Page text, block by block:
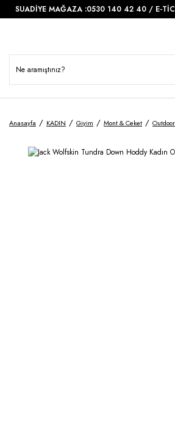
SUADİYE MAĞAZA :0530 140 42 40 / E-
Anasayfa KADIN Giyim Mont & Ceket